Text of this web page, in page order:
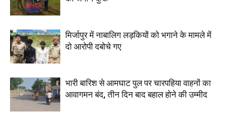
मिर्जापुर में नाबालिग लड़कियों को भगाने के मामले में
दो आरोपी दबोचे गए
भारी बारिश से आमघाट पुल पर चारपहिया वाहनों का
आवागमन बंद, तीन दिन बाद बहाल होने की उम्मीद